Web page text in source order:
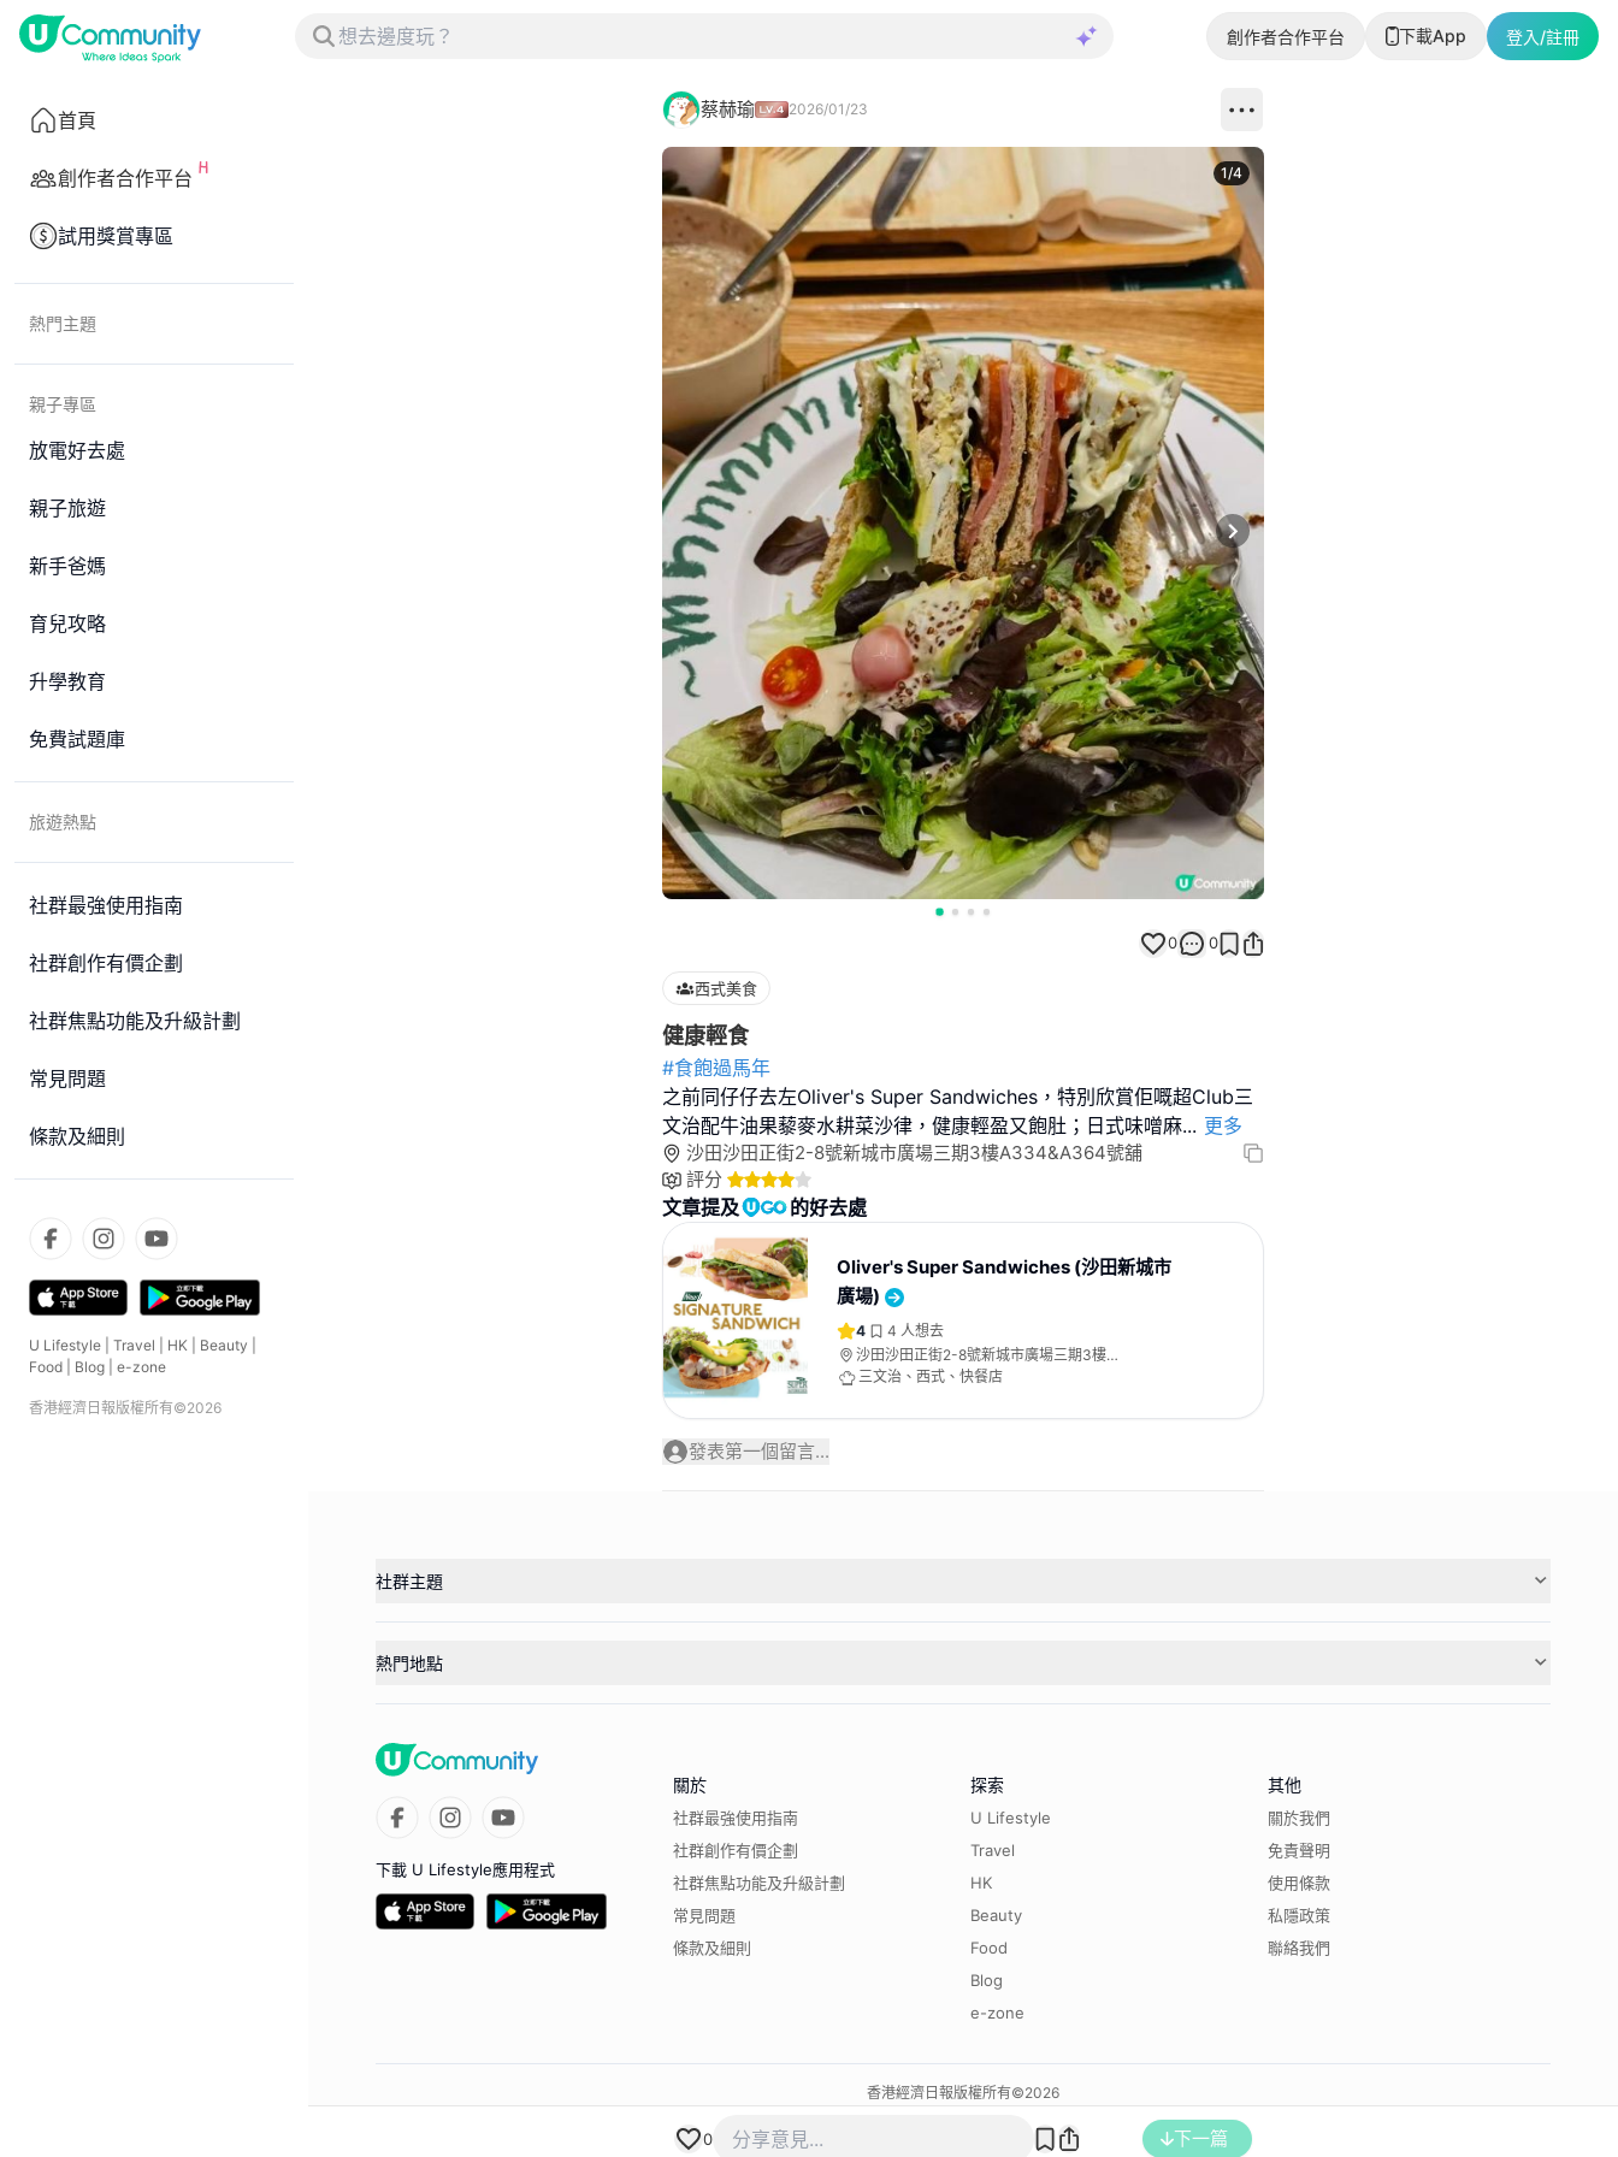
創作者合作平台 下載App 登入/註冊
首頁
創作者合作平台
試用獎賞專區
熱門主題
親子專區
放電好去處
親子旅遊
新手爸媽
育兒攻略
升學教育
免費試題庫
旅遊熱點
社群最強使用指南
社群創作有價企劃
社群焦點功能及升級計劃
常見問題
條款及細則
U Lifestyle Travel HK Beauty
Food
Blog e-zone
香港經濟日報版權所有©2026
蔡赫瑜 2026/01/23
Next slide
1/4
0 0
西式美食
健康輕食
#食飽過馬年
之前同仔仔去左Oliver's Super Sandwiches，特別欣賞佢嘅超Club三
文治配牛油果藜麥水耕菜沙律，健康輕盈又飽肚；日式味噌麻... 更多
沙田沙田正街2-8號新城市廣場三期3樓A334&A364號舖
評分
文章提及 的好去處
Oliver's Super Sandwiches (沙田新城市
廣場)
4 4 人想去
沙田沙田正街2-8號新城市廣場三期3樓
A334&A364號舖
三文治、西式、快餐店
發表第一個留言...
0 下一篇
社群主題
熱門地點
下載 U Lifestyle應用程式
關於
社群最強使用指南
社群創作有價企劃
社群焦點功能及升級計劃
常見問題
條款及細則
探索
U Lifestyle
Travel
HK
Beauty
Food
Blog
e-zone
其他
關於我們
免責聲明
使用條款
私隱政策
聯絡我們
香港經濟日報版權所有©2026